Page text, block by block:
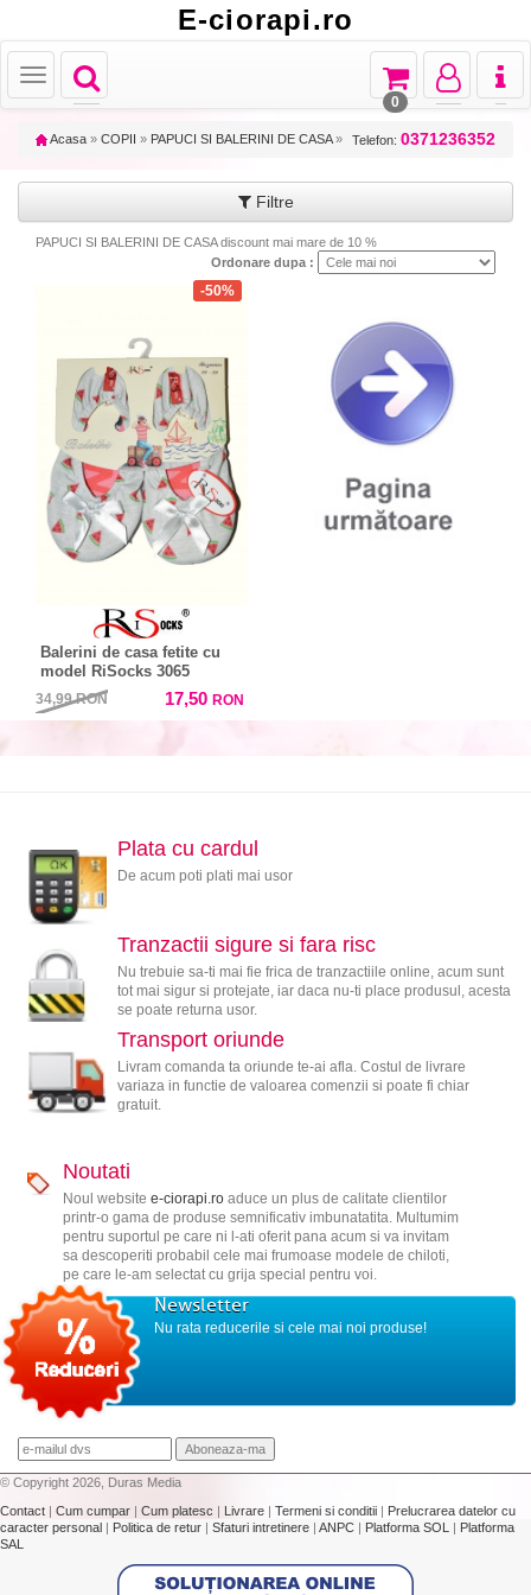
E-ciorapi.ro
Toggle
navigation
Toggle
Toggle
navigation
Toggle
navigation
Toggle
navigation
0
Acasa » COPII » PAPUCI SI BALERINI DE CASA » Telefon: 0371236352
Filtre
PAPUCI SI BALERINI DE CASA discount mai mare de 10 %
Ordonare dupa :
-50%
Balerini de casa fetite cu
model RiSocks 3065
34,99RON 17,50 RON
Plata cu cardul
De acum poti plati mai usor
Tranzactii sigure si fara risc
Nu trebuie sa-ti mai fie frica de tranzactiile online, acum sunt
tot mai sigur si protejate, iar daca nu-ti place produsul, acesta
se poate returna usor.
Transport oriunde
Livram comanda ta oriunde te-ai afla. Costul de livrare
variaza in functie de valoarea comenzii si poate fi chiar
gratuit.
Noutati
Noul website e-ciorapi.roaduce un plus de calitate clientilor
printr-o gama de produse semnificativ imbunatatita. Multumim
pentru suportul pe care ni l-ati oferit pana acum si va invitam
sa descoperiti probabil cele mai frumoase modele de chiloti,
pe care le-am selectat cu grija special pentru voi.
Newsletter
Nu rata reducerile si cele mai noi produse!
© Copyright 2026, Duras Media
Contact | Cum cumpar | Cum platesc | Livrare | Termeni si conditii | Prelucrarea datelor cu
caracter personal | Politica de retur | Sfaturi intretinere | ANPC | Platforma SOL | Platforma
SAL